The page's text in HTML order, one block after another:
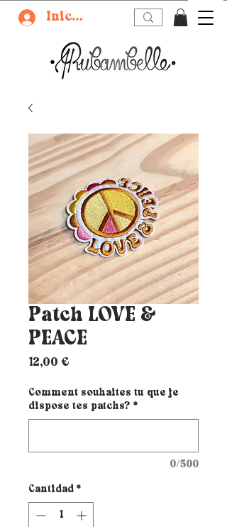
Iniciar sesión
Patch LOVE &
PEACE
12,00 €
Comment souhaites tu que je
dispose tes patchs? *
0/500
Cantidad *